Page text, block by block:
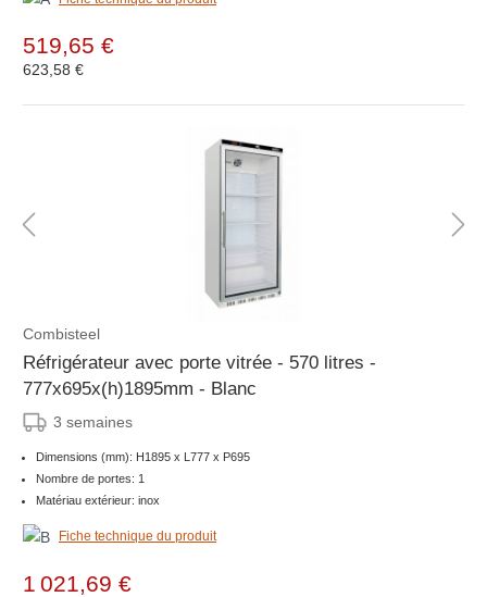
519,65 €
623,58 €
Combisteel
Réfrigérateur avec porte vitrée - 570 litres -
777x695x(h)1895mm - Blanc
3 semaines
Dimensions (mm): H1895 x L777 x P695
Nombre de portes: 1
Matériau extérieur: inox
Fiche technique du produit
1 021,69 €